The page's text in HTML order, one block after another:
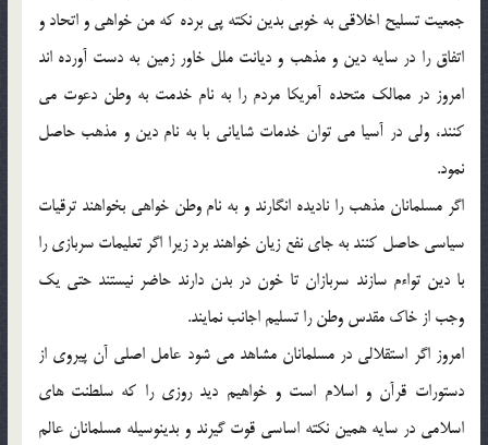
جمعيت تسليح اخلاقى به خوبى بدين نكته پى برده كه من خواهى و اتحاد و
اتفاق را در سايه دين و مذهب و ديانت ملل خاور زمين به دست آورده اند
امروز در ممالك متحده آمريكا مردم را به نام خدمت به وطن دعوت مى
كنند، ولى در آسيا مى توان خدمات شايانى با به نام دين و مذهب حاصل
نمود.
اگر مسلمانان مذهب را ناديده انگارند و به نام وطن خواهى بخواهند ترقيات
سياسى حاصل كنند به جاى نفع زيان خواهند برد زيرا اگر تعليمات سربازى را
با دين تواءم سازند سربازان تا خون در بدن دارند حاضر نيستند حتى يك
وجب از خاك مقدس وطن را تسليم اجانب نمايند.
امروز اگر استقلالى در مسلمانان مشاهد مى شود عامل اصلى آن پيروى از
دستورات قرآن و اسلام است و خواهيم ديد روزى را كه سلطنت هاى
اسلامى در سايه همين نكته اساسى قوت گيرند و بدينوسيله مسلمانان عالم